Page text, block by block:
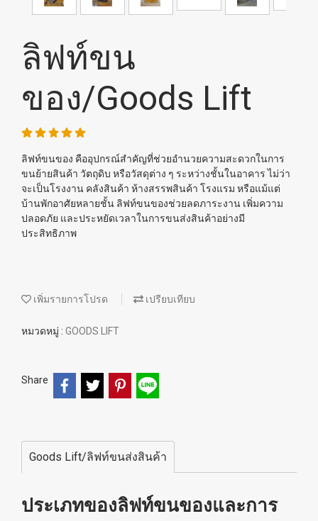
ลิฟท์ขน
ของ/Goods Lift
ลิฟท์ขนของ คืออุปกรณ์สำคัญที่ช่วยอำนวยความสะดวกในการ
ขนย้ายสินค้า วัตถุดิบ หรือวัสดุต่าง ๆ ระหว่างชั้นในอาคาร ไม่ว่า
จะเป็นโรงงาน คลังสินค้า ห้างสรรพสินค้า โรงแรม หรือแม้แต่
บ้านพักอาศัยหลายชั้น ลิฟท์ขนของช่วยลดภาระงาน เพิ่มความ
ปลอดภัย และประหยัดเวลาในการขนส่งสินค้าอย่างมี
ประสิทธิภาพ
เพิ่มรายการโปรด เปรียบเทียบ
หมวดหมู่ : GOODS LIFT
Share
Goods Lift/ลิฟท์ขนส่งสินค้า
ประเภทของลิฟท์ขนของและการ